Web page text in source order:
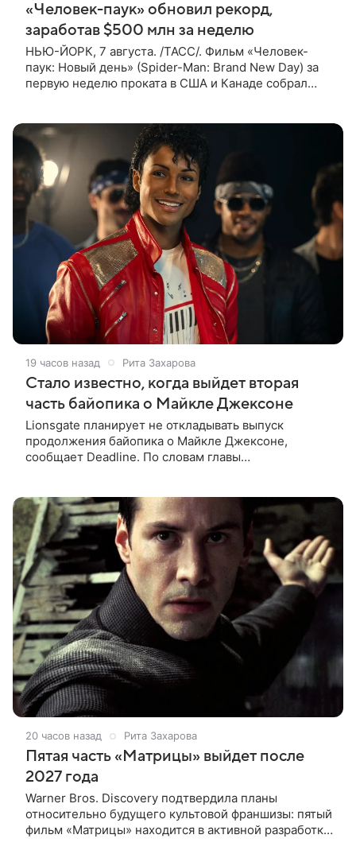
«Человек-паук» обновил рекорд,
заработав $500 млн за неделю
НЬЮ-ЙОРК, 7 августа. /ТАСС/. Фильм «Человек-
паук: Новый день» (Spider-Man: Brand New Day) за
первую неделю проката в США и Канаде собрал
19 часов назад Рита Захарова
Стало известно, когда выйдет вторая
часть байопика о Майкле Джексоне
Lionsgate планирует не откладывать выпуск
продолжения байопика о Майкле Джексоне,
сообщает Deadline. По словам главы
конце
20 часов назад Рита Захарова
Пятая часть «Матрицы» выйдет после
2027 года
Warner Bros. Discovery подтвердила планы
относительно будущего культовой франшизы: пятый
фильм «Матрицы» находится в активной разработке